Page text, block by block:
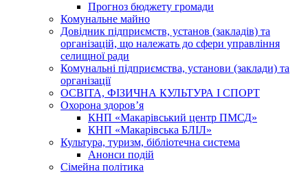
Прогноз бюджету громади
Комунальне майно
Довідник підприємств, установ (закладів) та
організацій, що належать до сфери управління
селищної ради
Комунальні підприємства, установи (заклади) та
організації
ОСВІТА, ФІЗИЧНА КУЛЬТУРА І СПОРТ
Охорона здоров’я
КНП «Макарівський центр ПМСД»
КНП «Макарівська БЛІЛ»
Культура, туризм, бібліотечна система
Анонси подій
Сімейна політика